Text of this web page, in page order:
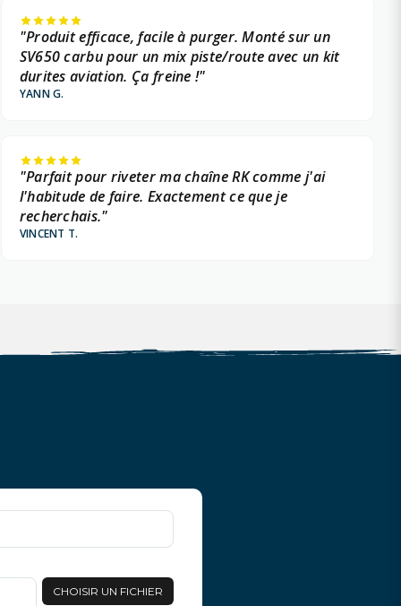
"Produit efficace, facile à purger. Monté sur un
SV650 carbu pour un mix piste/route avec un kit
durites aviation. Ça freine !"
YANN G.
"Parfait pour riveter ma chaîne RK comme j'ai
l'habitude de faire. Exactement ce que je
recherchais."
VINCENT T.
CHOISIR UN FICHIER